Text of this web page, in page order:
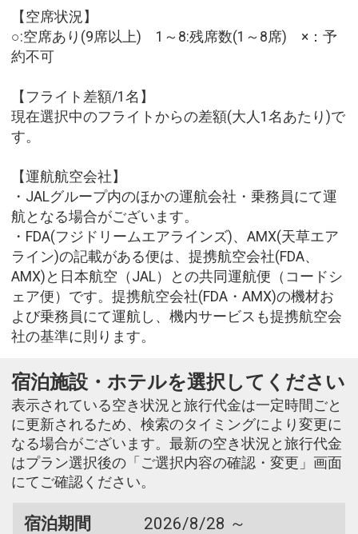
【空席状況】
○:空席あり(9席以上) 1～8:残席数(1～8席) ×：予
約不可
【フライト差額/1名】
現在選択中のフライトからの差額(大人1名あたり)で
す。
【運航航空会社】
・JALグループ内のほかの運航会社・乗務員にて運
航となる場合がございます。
・FDA(フジドリームエアラインズ)、AMX(天草エア
ライン)の記載がある便は、提携航空会社(FDA、
AMX)と日本航空（JAL）との共同運航便（コードシ
ェア便）です。提携航空会社(FDA・AMX)の機材お
よび乗務員にて運航し、機内サービスも提携航空会
社の基準に則ります。
宿泊施設・ホテルを選択してください
表示されている空き状況と旅行代金は一定時間ごと
に更新されるため、検索のタイミングにより変更に
なる場合がございます。最新の空き状況と旅行代金
はプラン選択後の「ご選択内容の確認・変更」画面
にてご確認ください。
宿泊期間
2026/8/28 ～